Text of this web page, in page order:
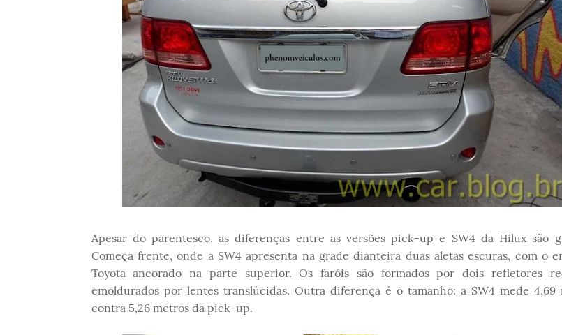
Apesar do parentesco, as diferenças entre as versões pick-up e SW4 da Hilux são
Começa frente, onde a SW4 apresenta na grade dianteira duas aletas escuras, com o
Toyota ancorado na parte superior. Os faróis são formados por dois refletores
emoldurados por lentes translúcidas. Outra diferença é o tamanho: a SW4 mede 4,69
contra 5,26 metros da pick-up.